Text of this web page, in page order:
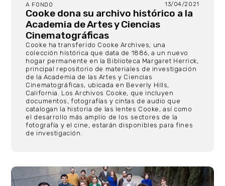
A FONDO 13/04/2021
Cooke dona su archivo histórico a la
Academia de Artes y Ciencias
Cinematográficas
Cooke ha transferido Cooke Archives, una
colección histórica que data de 1886, a un nuevo
hogar permanente en la Biblioteca Margaret Herrick,
principal repositorio de materiales de investigación
de la Academia de las Artes y Ciencias
Cinematográficas, ubicada en Beverly Hills,
California. Los Archivos Cooke, que incluyen
documentos, fotografías y cintas de audio que
catalogan la historia de las lentes Cooke, así como
el desarrollo más amplio de los sectores de la
fotografía y el cine, estarán disponibles para fines
de investigación.